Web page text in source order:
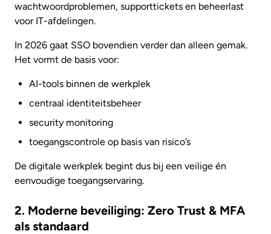
wachtwoordproblemen, supporttickets en beheerlast
voor IT-afdelingen.
In 2026 gaat SSO bovendien verder dan alleen gemak.
Het vormt de basis voor:
AI-tools binnen de werkplek
centraal identiteitsbeheer
security monitoring
toegangscontrole op basis van risico’s
De digitale werkplek begint dus bij een veilige én
eenvoudige toegangservaring.
2. Moderne beveiliging: Zero Trust & MFA
als standaard